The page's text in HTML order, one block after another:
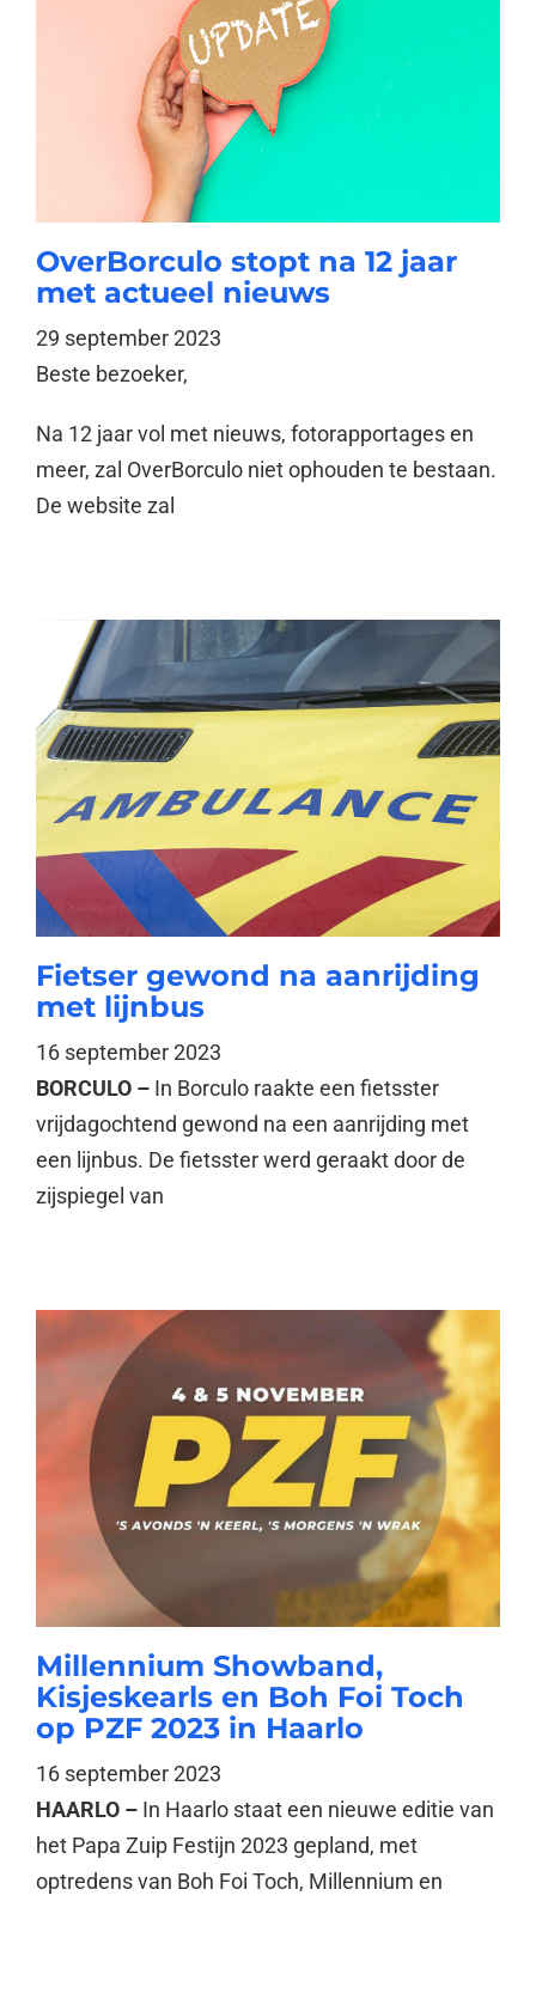
OverBorculo stopt na 12 jaar
met actueel nieuws
29 september 2023
Beste bezoeker,
Na 12 jaar vol met nieuws, fotorapportages en
meer, zal OverBorculo niet ophouden te bestaan.
De website zal
Fietser gewond na aanrijding
met lijnbus
16 september 2023
BORCULO – In Borculo raakte een fietsster
vrijdagochtend gewond na een aanrijding met
een lijnbus. De fietsster werd geraakt door de
zijspiegel van
Millennium Showband,
Kisjeskearls en Boh Foi Toch
op PZF 2023 in Haarlo
16 september 2023
HAARLO – In Haarlo staat een nieuwe editie van
het Papa Zuip Festijn 2023 gepland, met
optredens van Boh Foi Toch, Millennium en